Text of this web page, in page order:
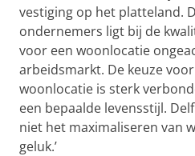
vestiging op het platteland.
ondernemers ligt bij de
voor een woonlocatie
arbeidsmarkt. De keuze
woonlocatie is sterk
een bepaalde levensstijl.
niet het maximaliseren van
geluk.’